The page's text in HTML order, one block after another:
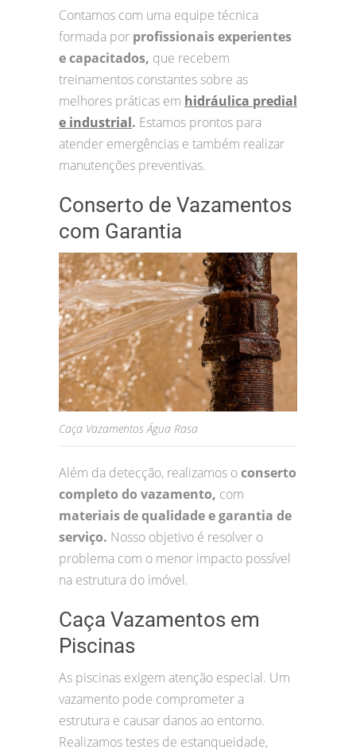
Contamos com uma equipe técnica
formada por profissionais experientes
e capacitados, que recebem
treinamentos constantes sobre as
melhores práticas em hidráulica predial
e industrial. Estamos prontos para
atender emergências e também realizar
manutenções preventivas.
Conserto de Vazamentos
com Garantia
Caça Vazamentos Água Rasa
Além da detecção, realizamos oconserto
completo do vazamento, com
materiais de qualidade e garantia de
serviço. Nosso objetivo é resolver o
problema com o menor impacto possível
na estrutura do imóvel.
Caça Vazamentos em
Piscinas
As piscinas exigem atenção especial. Um
vazamento pode comprometer a
estrutura e causar danos ao entorno.
Realizamos testes de estanqueidade,